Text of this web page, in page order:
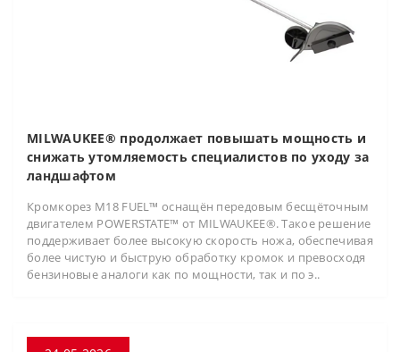
MILWAUKEE® продолжает повышать мощность и
снижать утомляемость специалистов по уходу за
ландшафтом
Кромкорез M18 FUEL™ оснащён передовым бесщёточным
двигателем POWERSTATE™ от MILWAUKEE®. Такое решение
поддерживает более высокую скорость ножа, обеспечивая
более чистую и быструю обработку кромок и превосходя
бензиновые аналоги как по мощности, так и по э..